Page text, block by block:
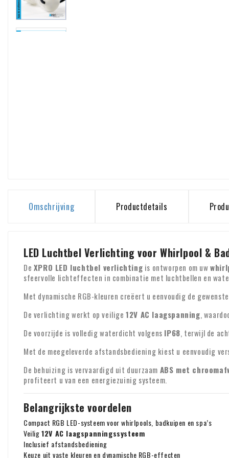
Omschrijving Productdetails
LED Luchtbel Verlichting voor Whirlpool &
De XPRO LED luchtbel verlichting is ontworpen om uw
sfeervolle lichteffecten in combinatie met luchtbellen en
Met dynamische RGB-kleuren creëert u eenvoudig de
De verlichting werkt op veilige12V AC laagspanning,
De voorzijde is volledig waterdicht volgens IP68, terwijl de
Met de meegeleverde afstandsbediening kiest u eenvoudig
De behuizing is vervaardigd uit duurzaam ABS met
profiteert u van een energiezuinig systeem.
Belangrijkste voordelen
Compact RGB LED-systeem voor whirlpools, badkuipen en spa’s
Veilig12V AC laagspanningssysteem
Inclusief afstandsbediening
Keuze uit vaste kleuren en dynamische RGB-effecten